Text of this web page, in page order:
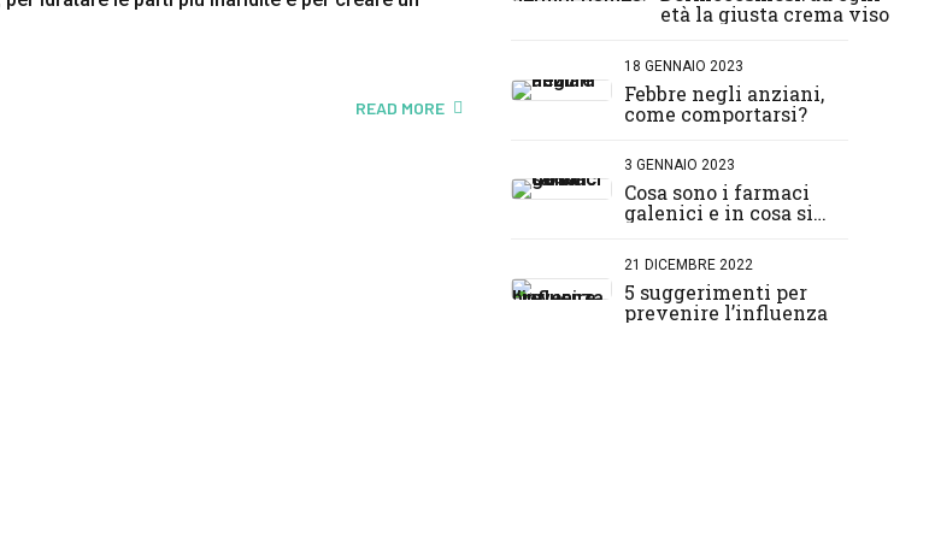
READ MORE
età la giusta crema viso
18 GENNAIO 2023
Febbre negli anziani,
come comportarsi?
3 GENNAIO 2023
Cosa sono i farmaci
galenici e in cosa si
normali?
21 DICEMBRE 2022
5 suggerimenti per
prevenire l’influenza